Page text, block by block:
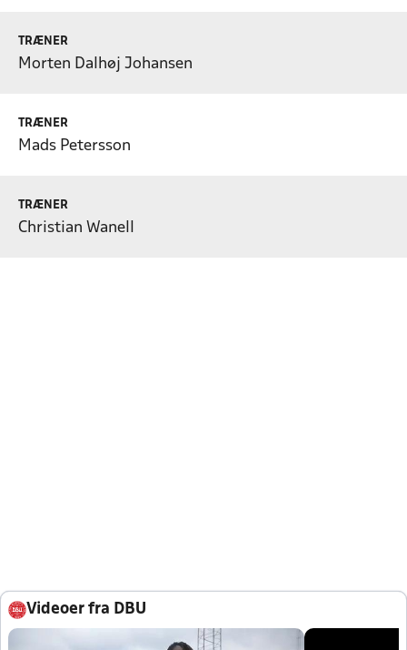
TRÆNER
Morten Dalhøj Johansen
TRÆNER
Mads Petersson
TRÆNER
Christian Wanell
Videoer fra DBU